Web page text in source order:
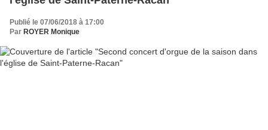
Publié le 07/06/2018 à 17:00
Par ROYER Monique